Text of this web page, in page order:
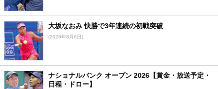
大坂なおみ 快勝で3年連続の初戦突破
(2026年8月6日)
ナショナルバンク オープン 2026【賞金・放送予定・
日程・ドロー】